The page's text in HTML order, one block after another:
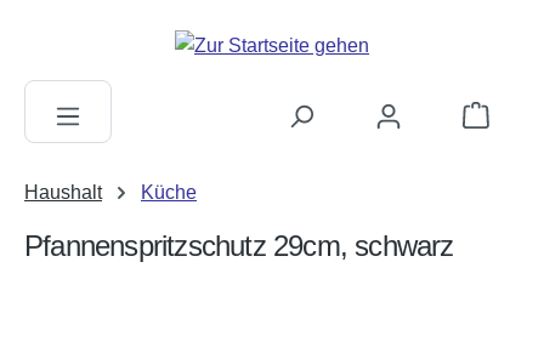
Haushalt Küche
Pfannenspritzschutz 29cm, schwarz